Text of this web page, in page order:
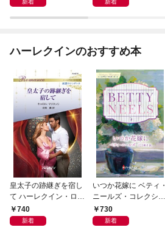
ハーレクインのおすすめ本
皇太子の跡継ぎを宿し
て ハーレクイン・ロマ
ンス～純潔のシンデレ
ラ～
740
新着
いつか花嫁に ベティ・
ニールズ・コレクショ
ン【ハーレクイン・マ
スターピース版】
730
新着